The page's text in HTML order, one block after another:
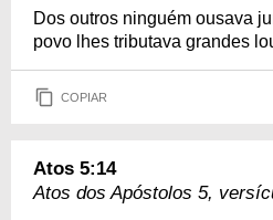
Dos outros ninguém ousava
povo lhes tributava grandes
COPIAR
Atos 5:14
Atos dos Apóstolos 5,